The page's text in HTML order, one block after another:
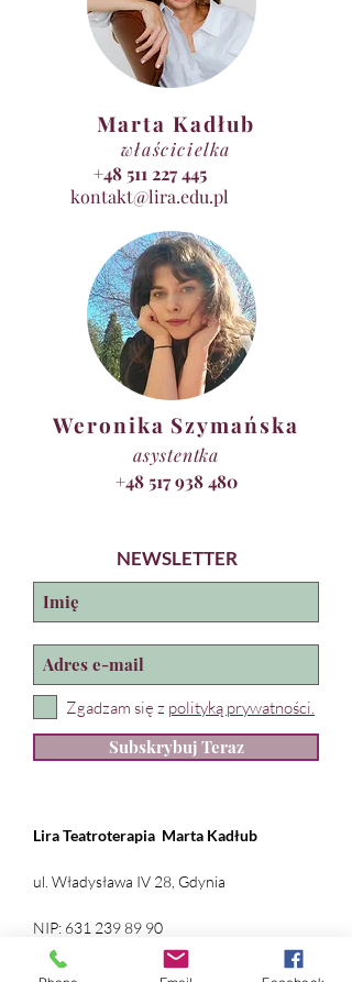
Marta Kadłub
właścicielka
+48 511 227 445
kontakt@lira.edu.pl
Weronika Szymańska
asystentka
+48 517 938 480
NEWSLETTER
Zgadzam się z polityką prywatności.
Subskrybuj Teraz
Lira Teatroterapia Marta Kadłub
ul. Władysława IV 28, Gdynia
NIP: 631 239 89 90
REGON: 384 169 490